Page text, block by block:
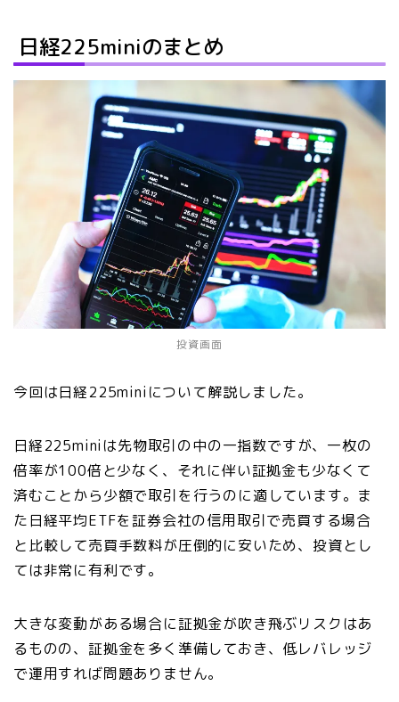
日経225miniのまとめ
投資画面
今回は日経225miniについて解説しました。
日経225miniは先物取引の中の一指数ですが、一枚の
倍率が100倍と少なく、それに伴い証拠金も少なくて
済むことから少額で取引を行うのに適しています。ま
た日経平均ETFを証券会社の信用取引で売買する場合
と比較して売買手数料が圧倒的に安いため、投資とし
ては非常に有利です。
大きな変動がある場合に証拠金が吹き飛ぶリスクはあ
るものの、証拠金を多く準備しておき、低レバレッジ
で運用すれば問題ありません。